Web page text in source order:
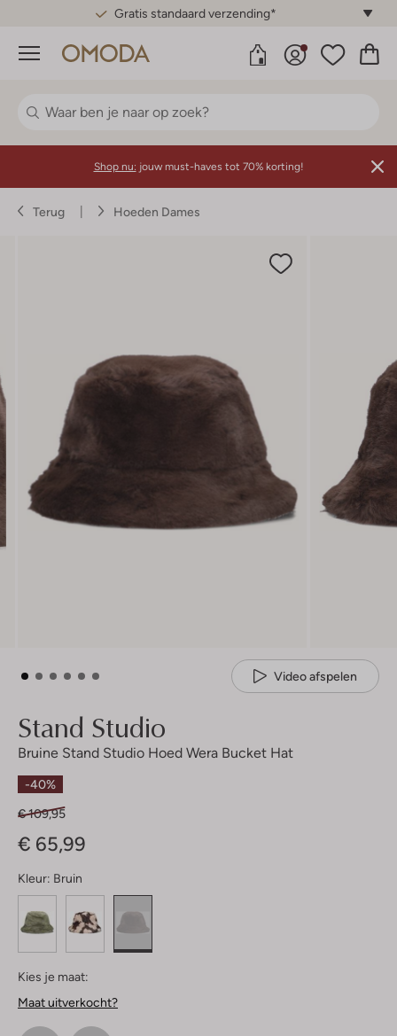
Gratis standaard verzending*
Menu
Shop nu: jouw must-haves tot 70% korting!
Terug Hoeden Dames
Video afspelen
Stand Studio
Bruine Stand Studio Hoed Wera Bucket Hat
-40%
€ 109,95
€ 65,99
Kleur: Bruin
Kies je maat:
Maat uitverkocht?